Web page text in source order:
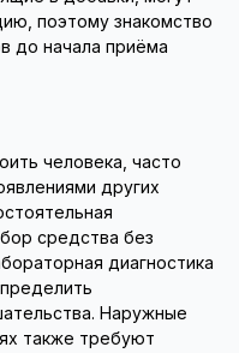
поэтому знакомство
до начала приёма
человека, часто
других
средства без
диагностика
Наружные
также требуют